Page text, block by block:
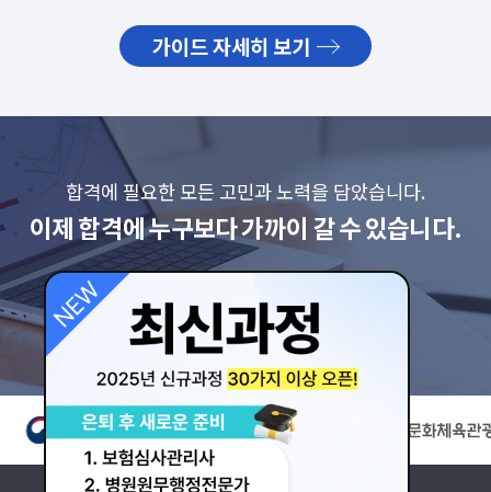
가이드 자세히 보기
합격에 필요한 모든 고민과 노력을 담았습니다.
이제 합격에 누구보다 가까이 갈 수 있습니다.
회원가입 바로가기